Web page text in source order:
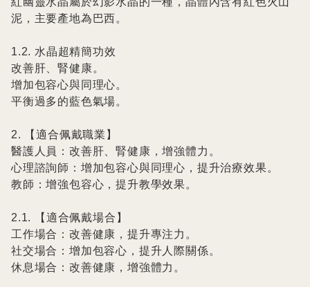
泥，主要產地為巴西。
1.2. 水晶超精簡功效
改善肝、腎健康。
增加包容心與同理心。
平衡過多的藍色氣場。
2. 【適合佩戴職業】
醫護人員：改善肝、腎健康，增強體力。
心理諮詢師：增加包容心與同理心，提升治療效果。
教師：增強包容心，提升教學效果。
2.1. 【適合佩戴場合】
工作場合：改善健康，提升專注力。
社交場合：增加包容心，提升人際關係。
休息場合：改善健康，增強體力。